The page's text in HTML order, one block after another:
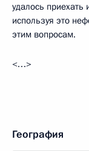
удалось приехать
используя это
этим вопросам.
<…>
География